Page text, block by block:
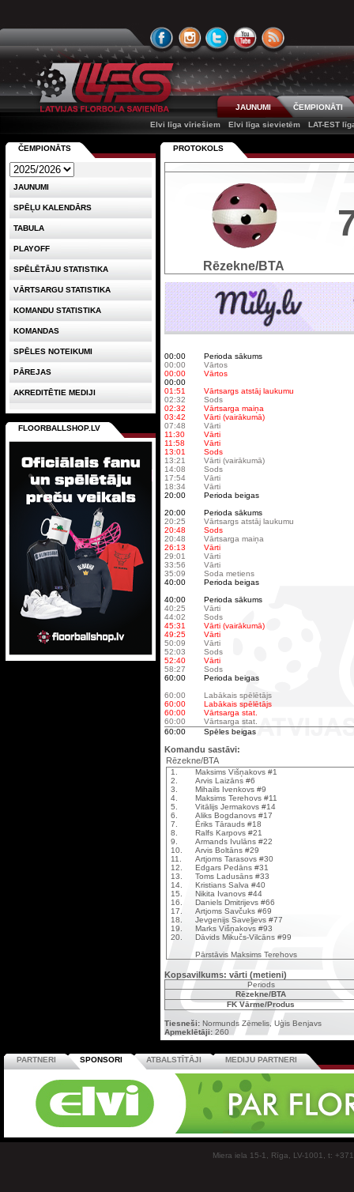
JAUNUMI
ČEMPIONĀTI
Elvi līga vīriešiem
Elvi līga sievietēm LAT-EST
PROTOKOLS
Rēzekne/BTA
00:00
Perioda sākums
00:00
Vārtos
00:00
Vārtos
00:00
01:51
Vārtsargs atstāj laukumu
02:32
Sods
02:32
Vārtsarga maiņa
03:42
Vārti (vairākumā)
07:48
Vārti
11:30
Vārti
11:58
Vārti
13:01
Sods
13:21
Vārti (vairākumā)
14:08
Sods
17:54
Vārti
18:34
Vārti
20:00
Perioda beigas
20:00
Perioda sākums
20:25
Vārtsargs atstāj laukumu
20:48
Sods
20:48
Vārtsarga maiņa
26:13
Vārti
29:01
Vārti
33:56
Vārti
35:09
Soda metiens
40:00
Perioda beigas
40:00
Perioda sākums
40:25
Vārti
44:02
Sods
45:31
Vārti (vairākumā)
49:25
Vārti
50:09
Vārti
52:03
Sods
52:40
Vārti
58:27
Sods
60:00
Perioda beigas
60:00
Labākais spēlētājs
60:00
Labākais spēlētājs
60:00
Vārtsarga stat.
60:00
Vārtsarga stat.
60:00
Spēles beigas
Komandu sastāvi:
Rēzekne/BTA
1.
Maksims Višņakovs #1
2.
Arvis Laizāns #6
3.
Mihails Ivenkovs #9
4.
Maksims Terehovs #11
5.
Vitālijs Jermakovs #14
6.
Aliks Bogdanovs #17
7.
Ēriks Tārauds #18
8.
Ralfs Karpovs #21
9.
Armands Ivulāns #22
10.
Arvis Boltāns #29
11.
Artjoms Tarasovs #30
12.
Edgars Pedāns #31
13.
Toms Ladusāns #33
14.
Kristians Salva #40
15.
Nikita Ivanovs #44
16.
Daniels Dmitrijevs #66
17.
Artjoms Savčuks #69
18.
Jevgenijs Saveļjevs #77
19.
Marks Višņakovs #93
20.
Dāvids Mikučs-Vilcāns #99
Pārstāvis Maksims Terehovs
Kopsavilkums: vārti (metieni)
Periods
Rēzekne/BTA
FK Vārme/Produs
Tiesneši: Normunds Zēmelis, Uģis Benjavs
Apmeklētāji: 260
ČEMPIONĀTS
JAUNUMI
SPĒĻU KALENDĀRS
TABULA
PLAYOFF
SPĒLĒTĀJU STATISTIKA
VĀRTSARGU STATISTIKA
KOMANDU STATISTIKA
KOMANDAS
SPĒLES NOTEIKUMI
PĀREJAS
AKREDITĒTIE MEDIJI
FLOORBALLSHOP.LV
PARTNERI SPONSORI ATBALSTĪTĀJI MEDIJU PARTNERI
Miera iela 15-1, Rīga, LV-1001, t: